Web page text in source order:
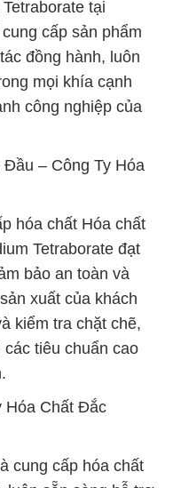
tại
cấp sản phẩm
đồng hành, luôn
mọi khía cạnh
công nghiệp của
– Công Ty Hóa
hóa chất Hóa chất
Tetraborate đạt
bảo an toàn và
xuất của khách
kiểm tra chặt chẽ,
tiêu chuẩn cao
Hóa Chất Đắc
cung cấp hóa chất